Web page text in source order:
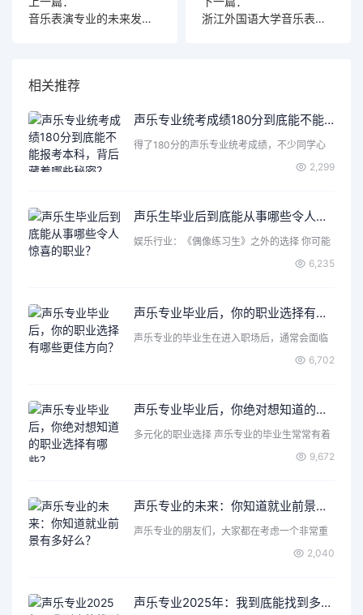
音乐表演专业的未来发展趋势，你认为2025年会迎来怎样的转机？
浙江外国语大学音乐表演课程如何？2025年你会选择它吗？
相关推荐
声乐专业统考成绩180分到底能不能报考本科，背后藏着哪些秘密？
得了180分的声乐专业统考成绩，不少同学心
2,299
声乐生毕业后到底能从事哪些令人惊喜的职业？
娱乐行业：《偶像练习生》之外的选择 你可能
6,235
声乐专业毕业后，你的职业选择有哪些更佳方向？
声乐专业的毕业生在进入职场后，通常会面临
6,702
声乐专业毕业后，你绝对想知道的职业选择有哪些？
多元化的职业选择 声乐专业的毕业生常常有着
9,672
声乐专业的未来：你知道就业前景有多好么？
声乐专业的朋友们，大家都在考虑一个非常重
2,040
声乐专业2025年：我到底能找到多少种出路？